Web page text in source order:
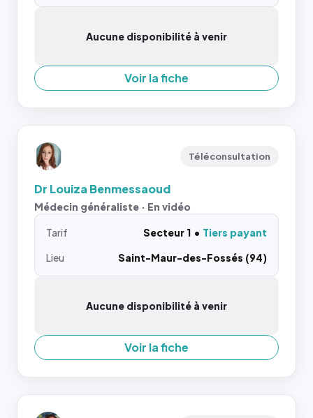
Aucune disponibilité à venir
Voir la fiche
Téléconsultation
Dr Louiza Benmessaoud
Médecin généraliste · En vidéo
Tarif Secteur 1
Tiers payant
Lieu
Saint-Maur-des-Fossés (94)
Aucune disponibilité à venir
Voir la fiche